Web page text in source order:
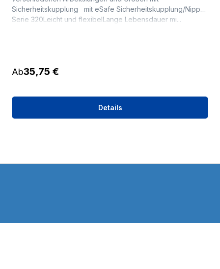
Sicherheitskupplung mit eSafe Sicherheitskupplung/Nippel
Serie 320Leicht und flexibelLange Lebensdauer mi...
Regulärer Preis:
Ab35,75 €
Details